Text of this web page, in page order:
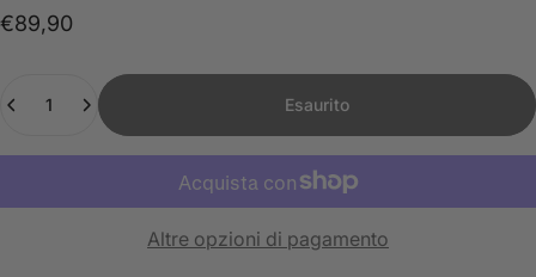
€89,90
Esaurito
Altre opzioni di pagamento